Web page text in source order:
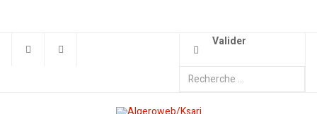
Valider